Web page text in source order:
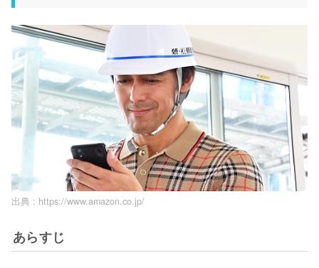
出典 : https://www.amazon.co.jp/
あらすじ